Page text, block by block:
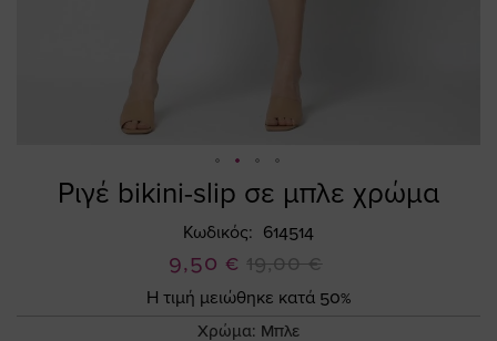
Ριγέ bikini-slip σε μπλε χρώμα
Κωδικός 614514
Ειδική
Τιμή
9,50 € 19,00 €
Η τιμή μειώθηκε κατά 50%
Χρώμα: Μπλε